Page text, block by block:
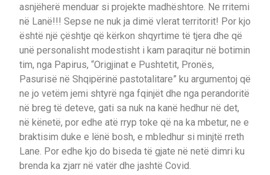
asnjëherë menduar si projekte madhështore. Ne rritemi
në Lanë!!! Sepse ne nuk ja dimë vlerat territorit! Por kjo
është një çështje që kërkon shqyrtime të tjera dhe që
unë personalisht modestisht i kam paraqitur në botimin
tim, nga Papirus, “Origjinat e Pushtetit, Pronës,
Pasurisë në Shqipërinë pastotalitare” ku argumentoj që
ne jo vetëm jemi shtyrë nga fqinjët dhe nga perandoritë
në breg të deteve, gati sa nuk na kanë hedhur në det,
në kënetë, por edhe atë rryp toke që na ka mbetur, ne e
braktisim duke e lënë bosh, e mbledhur si minjtë rreth
Lane. Por edhe kjo do biseda të gjate në netë dimri ku
brenda ka zjarr në vatër dhe jashtë Covid.